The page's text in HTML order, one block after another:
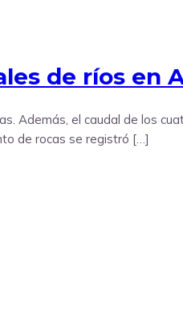
de ríos en
Además, el caudal de los
de rocas se registró […]